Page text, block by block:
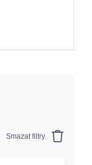
Smazat filtry